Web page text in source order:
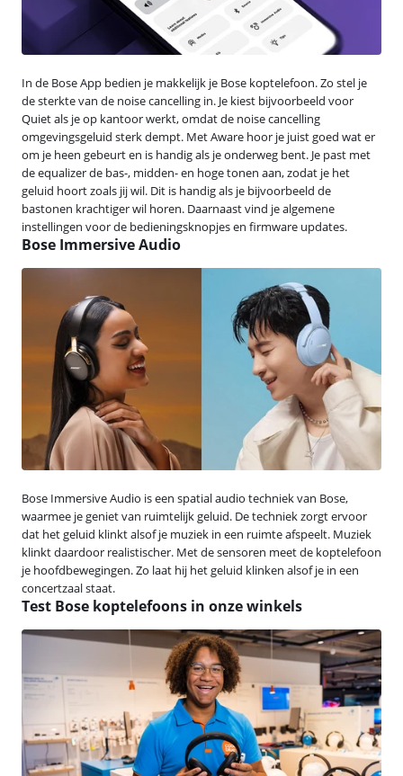
In de Bose App bedien je makkelijk je Bose koptelefoon. Zo stel je
de sterkte van de noise cancelling in. Je kiest bijvoorbeeld voor
Quiet als je op kantoor werkt, omdat de noise cancelling
omgevingsgeluid sterk dempt. Met Aware hoor je juist goed wat er
om je heen gebeurt en is handig als je onderweg bent. Je past met
de equalizer de bas-, midden- en hoge tonen aan, zodat je het
geluid hoort zoals jij wil. Dit is handig als je bijvoorbeeld de
bastonen krachtiger wil horen. Daarnaast vind je algemene
instellingen voor de bedieningsknopjes en firmware updates.
Bose Immersive Audio
Bose Immersive Audio is een spatial audio techniek van Bose,
waarmee je geniet van ruimtelijk geluid. De techniek zorgt ervoor
dat het geluid klinkt alsof je muziek in een ruimte afspeelt. Muziek
klinkt daardoor realistischer. Met de sensoren meet de koptelefoon
je hoofdbewegingen. Zo laat hij het geluid klinken alsof je in een
concertzaal staat.
Test Bose koptelefoons in onze winkels